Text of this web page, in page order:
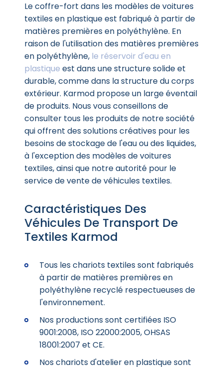
Le coffre-fort dans les modèles de voitures
textiles en plastique est fabriqué à partir de
matières premières en polyéthylène. En
raison de l'utilisation des matières premières
en polyéthylène, le réservoir d'eau en
plastique est dans une structure solide et
durable, comme dans la structure du corps
extérieur. Karmod propose un large éventail
de produits. Nous vous conseillons de
consulter tous les produits de notre société
qui offrent des solutions créatives pour les
besoins de stockage de l'eau ou des liquides,
à l'exception des modèles de voitures
textiles, ainsi que notre autorité pour le
service de vente de véhicules textiles.
Caractéristiques Des
Véhicules De Transport De
Textiles Karmod
Tous les chariots textiles sont fabriqués
à partir de matières premières en
polyéthylène recyclé respectueuses de
l'environnement.
Nos productions sont certifiées ISO
9001:2008, ISO 22000:2005, OHSAS
18001:2007 et CE.
Nos chariots d'atelier en plastique sont